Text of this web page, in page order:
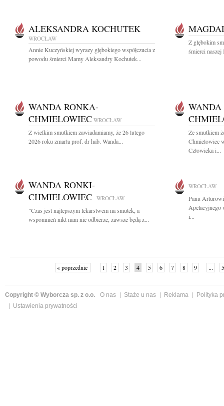
ALEKSANDRA KOCHUTEK
WROCŁAW
Annie Kuczyńskiej wyrazy głębokiego współczucia z
powodu śmierci Mamy Aleksandry Kochutek...
Z głębokim
śmierci
WANDA RONKA-
CHMIELOWIEC WROCŁAW
Z wielkim smutkiem zawiadamiamy, że 26 lutego
2026 roku zmarła prof. dr hab. Wanda...
WANDA
Ze smutkiem
Chmielowiec
Człowieka i...
WANDA RONKI-
CHMIELOWIEC WROCŁAW
"Czas jest najlepszym lekarstwem na smutek, a
wspomnień nikt nam nie odbierze, zawsze będą z...
WROCŁAW
Panu
Apelacyjnego
i...
« poprzednie 1 2 3 4 5 6 7 8 9 ...
Copyright © Wyborcza sp. z o.o. O nas Staże u nas Reklama
Polityka
Ustawienia prywatności